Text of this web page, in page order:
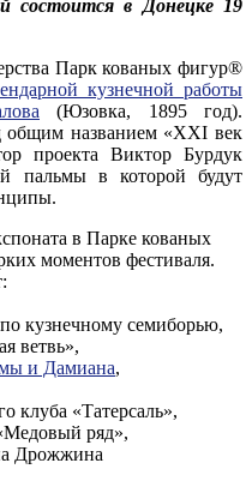
состоится в Донецке 19
Парк кованых фигур®
кузнечной работы
(Юзовка, 1895 год).
общим названием «ХХI век
проекта Виктор Бурдук
пальмы в которой будут
в Парке кованых
моментов фестиваля.
кузнечному семиборью,
ветвь»,
и Дамиана,
клуба «Татерсаль»,
ряд»,
Дрожжина